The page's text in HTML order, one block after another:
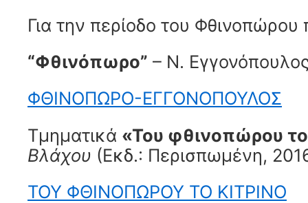
Για την περίοδο του Φθινοπώρου
“Φθινόπωρο” – Ν.
ΦΘΙΝΟΠΩΡΟ-ΕΓΓΟΝΟΠΟΥΛΟΣ
Τμηματικά «Του φθινοπώρου
Βλάχου (Εκδ.: Περισπωμένη,
ΤΟΥ ΦΘΙΝΟΠΩΡΟΥ ΤΟ ΚΙΤΡΙΝΟ